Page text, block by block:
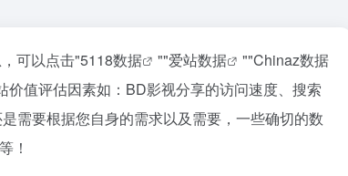
可以点击"5118数据 ""爱站数据 ""Chinaz数据
值评估因素如：BD影视分享的访问速度、搜索
需要根据您自身的需求以及需要，一些确切的数
！